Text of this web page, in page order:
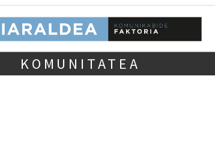
KOMUNITATEA